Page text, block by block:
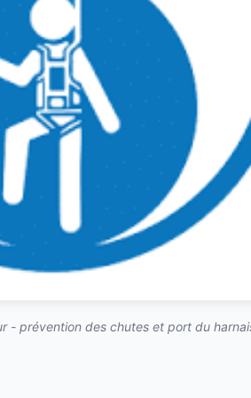
- prévention des chutes et port du